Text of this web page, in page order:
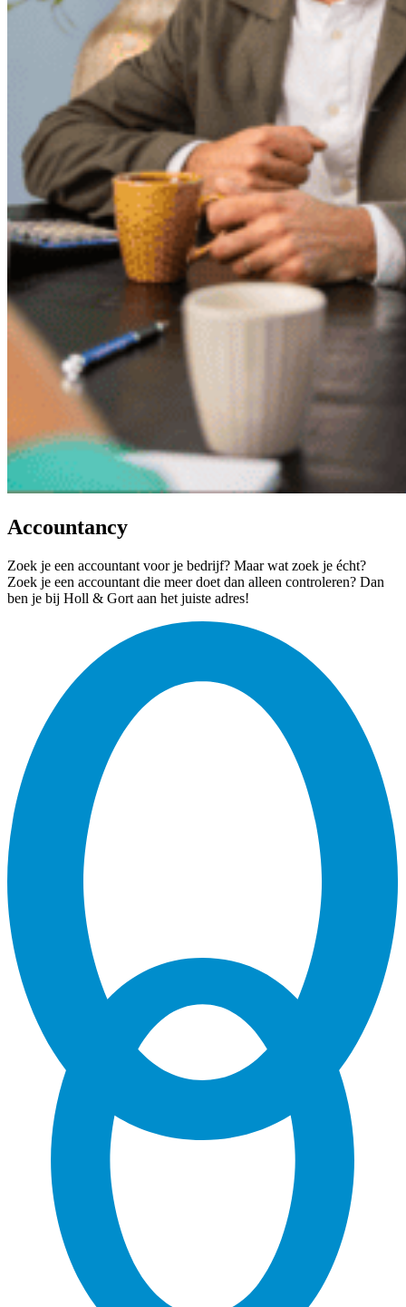
Accountancy
Zoek je een accountant voor je bedrijf? Maar wat zoek je écht?
Zoek je een accountant die meer doet dan alleen controleren? Dan
ben je bij Holl & Gort aan het juiste adres!